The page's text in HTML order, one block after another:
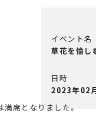
イベント名
草花を愉し
日時
2023年02
席となりました。